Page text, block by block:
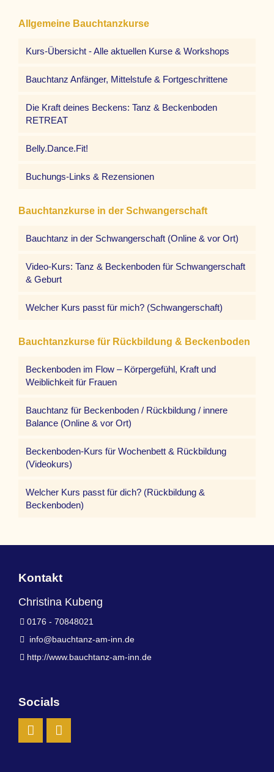
Allgemeine Bauchtanzkurse
Kurs-Übersicht - Alle aktuellen Kurse & Workshops
Bauchtanz Anfänger, Mittelstufe & Fortgeschrittene
Die Kraft deines Beckens: Tanz & Beckenboden
RETREAT
Belly.Dance.Fit!
Buchungs-Links & Rezensionen
Bauchtanzkurse in der Schwangerschaft
Bauchtanz in der Schwangerschaft (Online & vor Ort)
Video-Kurs: Tanz & Beckenboden für Schwangerschaft
& Geburt
Welcher Kurs passt für mich? (Schwangerschaft)
Bauchtanzkurse für Rückbildung & Beckenboden
Beckenboden im Flow – Körpergefühl, Kraft und
Weiblichkeit für Frauen
Bauchtanz für Beckenboden / Rückbildung / innere
Balance (Online & vor Ort)
Beckenboden-Kurs für Wochenbett & Rückbildung
(Videokurs)
Welcher Kurs passt für dich? (Rückbildung &
Beckenboden)
Kontakt
Christina Kubeng
0176 - 70848021
info@bauchtanz-am-inn.de
http://www.bauchtanz-am-inn.de
Socials